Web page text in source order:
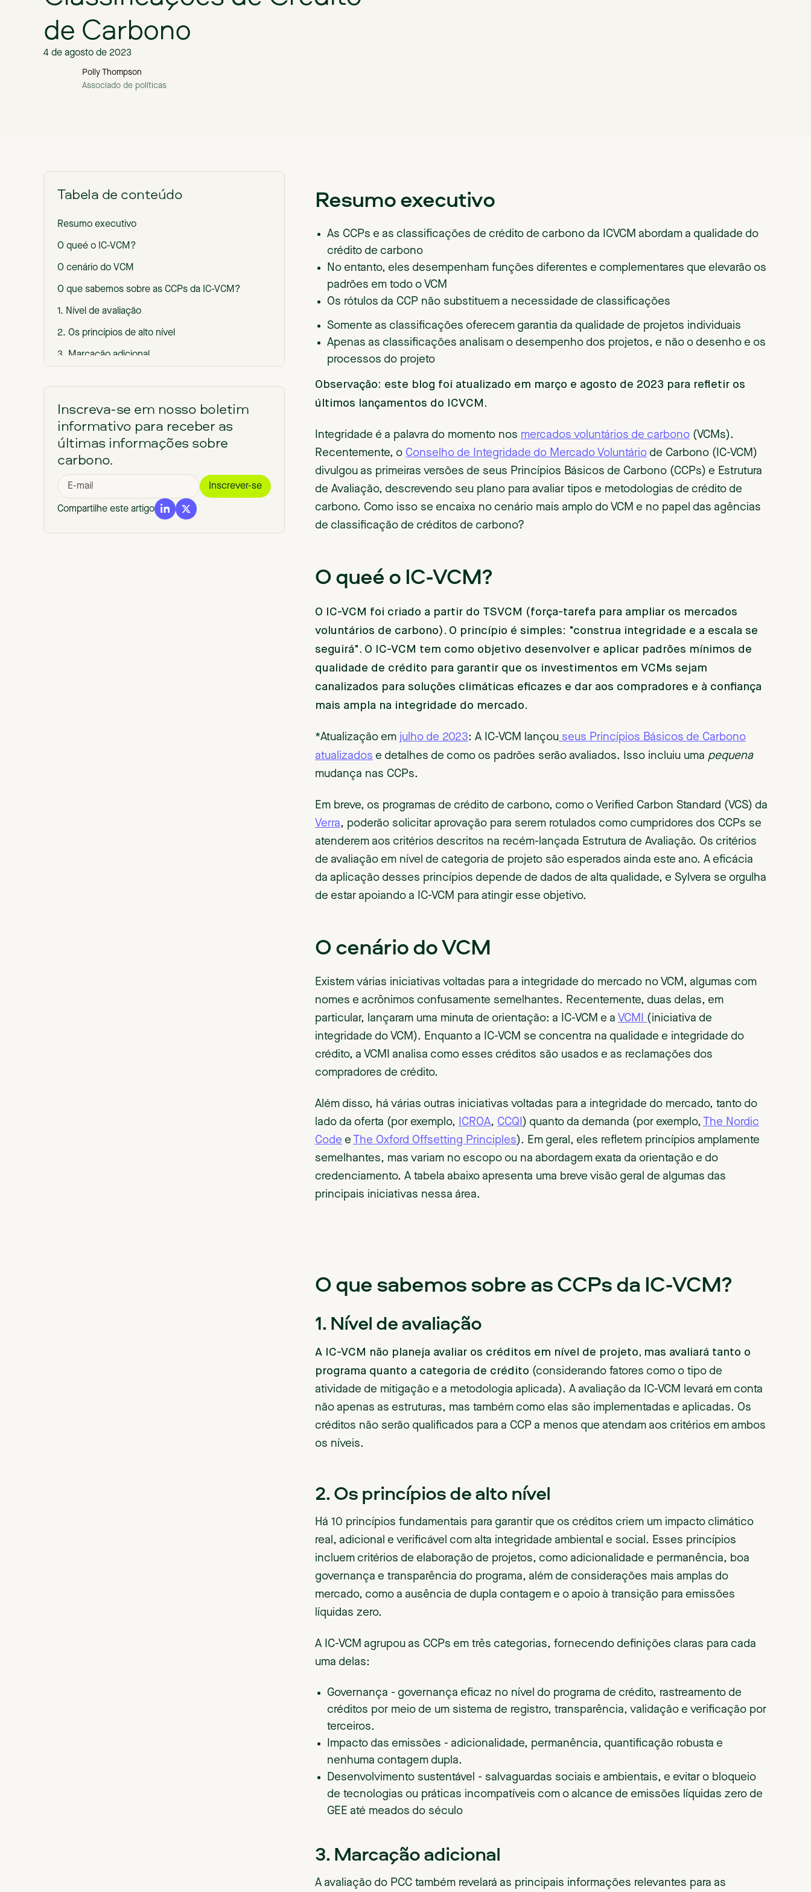
de Carbono
4 de agosto de 2023
Polly Thompson
Associado de políticas
Tabela de conteúdo
Resumo executivo
‍O queé o IC-VCM?
O cenário do VCM
O que sabemos sobre as CCPs da IC-VCM?
1. Nível de avaliação
‍2. Os princípios de alto nível
3. Marcação adicional
Inscreva-se em nosso boletim
informativo para receber as
últimas informações sobre
carbono.
Compartilhe este artigo
Resumo executivo
As CCPs e as classificações de crédito de carbono da ICVCM abordam a qualidade do
crédito de carbono
No entanto, eles desempenham funções diferentes e complementares que elevarão os
padrões em todo o VCM
Os rótulos da CCP não substituem a necessidade de classificações
Somente as classificações oferecem garantia da qualidade de projetos individuais
Apenas as classificações analisam o desempenho dos projetos, e não o desenho e os
processos do projeto
Observação: este blog foi atualizado em março e agosto de 2023 para refletir os
últimos lançamentos do ICVCM.
Integridade é a palavra do momento nos mercados voluntários de carbono (VCMs).
Recentemente, o Conselho de Integridade do Mercado Voluntário de Carbono (IC-VCM)
divulgou as primeiras versões de seus Princípios Básicos de Carbono (CCPs) e Estrutura
de Avaliação, descrevendo seu plano para avaliar tipos e metodologias de crédito de
carbono. Como isso se encaixa no cenário mais amplo do VCM e no papel das agências
de classificação de créditos de carbono?
‍O queé o IC-VCM?
O IC-VCM foi criado a partir do TSVCM (força-tarefa para ampliar os mercados
voluntários de carbono). O princípio é simples: "construa integridade e a escala se
seguirá". O IC-VCM tem como objetivo desenvolver e aplicar padrões mínimos de
qualidade de crédito para garantir que os investimentos em VCMs sejam
canalizados para soluções climáticas eficazes e dar aos compradores e à confiança
mais ampla na integridade do mercado.
*Atualização em julho de 2023: A IC-VCM lançou seus Princípios Básicos de Carbono
atualizados e detalhes de como os padrões serão avaliados. Isso incluiu uma pequena
mudança nas CCPs.
Em breve, os programas de crédito de carbono, como o Verified Carbon Standard (VCS) da
Verra, poderão solicitar aprovação para serem rotulados como cumpridores dos CCPs se
atenderem aos critérios descritos na recém-lançada Estrutura de Avaliação. Os critérios
de avaliação em nível de categoria de projeto são esperados ainda este ano. A eficácia
da aplicação desses princípios depende de dados de alta qualidade, e Sylvera se orgulha
de estar apoiando a IC-VCM para atingir esse objetivo.
O cenário do VCM
Existem várias iniciativas voltadas para a integridade do mercado no VCM, algumas com
nomes e acrônimos confusamente semelhantes. Recentemente, duas delas, em
particular, lançaram uma minuta de orientação: a IC-VCM e a VCMI (iniciativa de
integridade do VCM). Enquanto a IC-VCM se concentra na qualidade e integridade do
crédito, a VCMI analisa como esses créditos são usados e as reclamações dos
compradores de crédito.
Além disso, há várias outras iniciativas voltadas para a integridade do mercado, tanto do
lado da oferta (por exemplo,
ICROA, CCQI ) quanto da demanda (por exemplo,
The Nordic
Code e The Oxford Offsetting Principles). Em geral, eles refletem princípios amplamente
semelhantes, mas variam no escopo ou na abordagem exata da orientação e do
credenciamento. A tabela abaixo apresenta uma breve visão geral de algumas das
principais iniciativas nessa área.
O que sabemos sobre as CCPs da IC-VCM?
1. Nível de avaliação
A IC-VCM não planeja avaliar os créditos em nível de projeto, mas avaliará tanto o
programa quanto a categoria de crédito (considerando fatores como o tipo de
atividade de mitigação e a metodologia aplicada). A avaliação da IC-VCM levará em conta
não apenas as estruturas, mas também como elas são implementadas e aplicadas. Os
créditos não serão qualificados para a CCP a menos que atendam aos critérios em ambos
os níveis.
‍2. Os princípios de alto nível
Há 10 princípios fundamentais para garantir que os créditos criem um impacto climático
real, adicional e verificável com alta integridade ambiental e social. Esses princípios
incluem critérios de elaboração de projetos, como adicionalidade e permanência, boa
governança e transparência do programa, além de considerações mais amplas do
mercado, como a ausência de dupla contagem e o apoio à transição para emissões
líquidas zero.
A IC-VCM agrupou as CCPs em três categorias, fornecendo definições claras para cada
uma delas:
Governança - governança eficaz no nível do programa de crédito, rastreamento de
créditos por meio de um sistema de registro, transparência, validação e verificação por
terceiros.
Impacto das emissões - adicionalidade, permanência, quantificação robusta e
nenhuma contagem dupla.
Desenvolvimento sustentável - salvaguardas sociais e ambientais, e evitar o bloqueio
de tecnologias ou práticas incompatíveis com o alcance de emissões líquidas zero de
GEE até meados do século
3. Marcação adicional
A avaliação do PCC também revelará as principais informações relevantes para as